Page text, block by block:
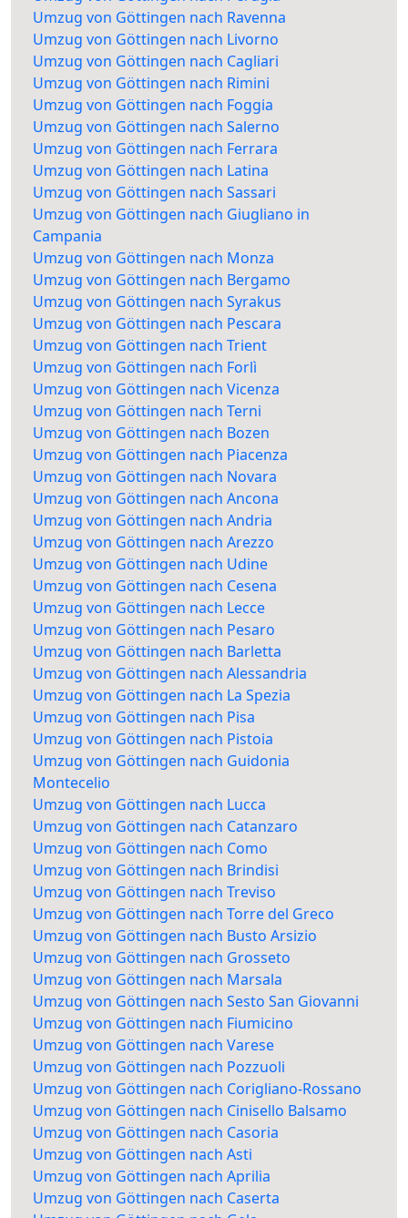
Umzug von Göttingen nach Ravenna
Umzug von Göttingen nach Livorno
Umzug von Göttingen nach Cagliari
Umzug von Göttingen nach Rimini
Umzug von Göttingen nach Foggia
Umzug von Göttingen nach Salerno
Umzug von Göttingen nach Ferrara
Umzug von Göttingen nach Latina
Umzug von Göttingen nach Sassari
Umzug von Göttingen nach Giugliano in
Campania
Umzug von Göttingen nach Monza
Umzug von Göttingen nach Bergamo
Umzug von Göttingen nach Syrakus
Umzug von Göttingen nach Pescara
Umzug von Göttingen nach Trient
Umzug von Göttingen nach Forlì
Umzug von Göttingen nach Vicenza
Umzug von Göttingen nach Terni
Umzug von Göttingen nach Bozen
Umzug von Göttingen nach Piacenza
Umzug von Göttingen nach Novara
Umzug von Göttingen nach Ancona
Umzug von Göttingen nach Andria
Umzug von Göttingen nach Arezzo
Umzug von Göttingen nach Udine
Umzug von Göttingen nach Cesena
Umzug von Göttingen nach Lecce
Umzug von Göttingen nach Pesaro
Umzug von Göttingen nach Barletta
Umzug von Göttingen nach Alessandria
Umzug von Göttingen nach La Spezia
Umzug von Göttingen nach Pisa
Umzug von Göttingen nach Pistoia
Umzug von Göttingen nach Guidonia
Montecelio
Umzug von Göttingen nach Lucca
Umzug von Göttingen nach Catanzaro
Umzug von Göttingen nach Como
Umzug von Göttingen nach Brindisi
Umzug von Göttingen nach Treviso
Umzug von Göttingen nach Torre del Greco
Umzug von Göttingen nach Busto Arsizio
Umzug von Göttingen nach Grosseto
Umzug von Göttingen nach Marsala
Umzug von Göttingen nach Sesto San Giovanni
Umzug von Göttingen nach Fiumicino
Umzug von Göttingen nach Varese
Umzug von Göttingen nach Pozzuoli
Umzug von Göttingen nach Corigliano-Rossano
Umzug von Göttingen nach Cinisello Balsamo
Umzug von Göttingen nach Casoria
Umzug von Göttingen nach Asti
Umzug von Göttingen nach Aprilia
Umzug von Göttingen nach Caserta